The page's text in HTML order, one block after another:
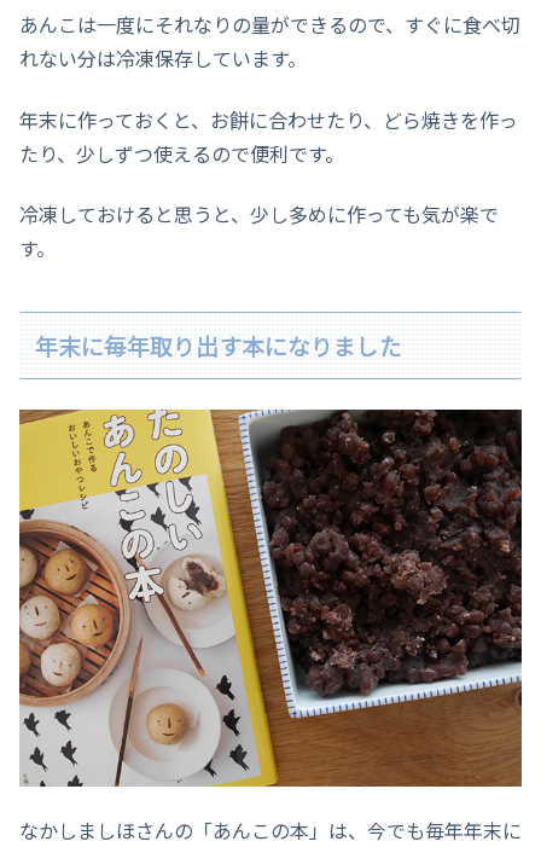
あんこは一度にそれなりの量ができるので、すぐに食べ切
れない分は冷凍保存しています。
年末に作っておくと、お餅に合わせたり、どら焼きを作っ
たり、少しずつ使えるので便利です。
冷凍しておけると思うと、少し多めに作っても気が楽で
す。
年末に毎年取り出す本になりました
なかしましほさんの「あんこの本」は、今でも毎年年末に